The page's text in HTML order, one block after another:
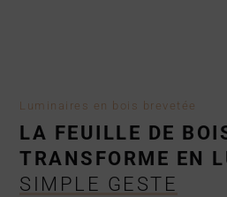
Luminaires en bois brevetée
LA FEUILLE DE
TRANSFORME EN
SIMPLE GESTE